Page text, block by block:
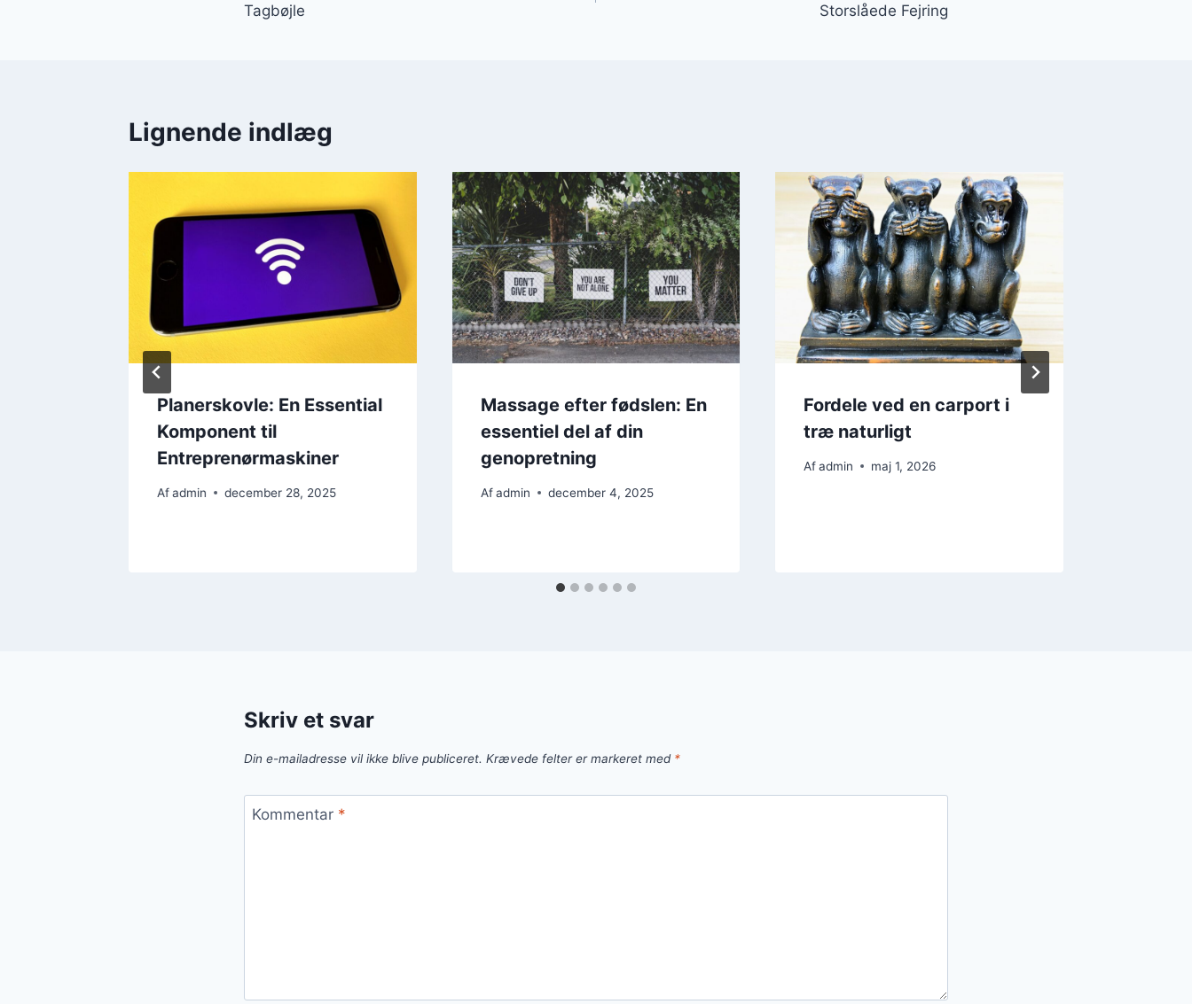
Tagbøjle
Storslåede Fejring
Lignende indlæg
Planerskovle: En Essential
Komponent til
Entreprenørmaskiner
Afadmin december 28, 2025
Massage efter fødslen: En
essentiel del af din
genopretning
Af admin december 4, 2025
Fordele ved en carport i
træ naturligt
Af admin maj 1, 2026
Skriv et svar
Din e-mailadresse vil ikke blive publiceret. Krævede felter er markeret med *
Kommentar *